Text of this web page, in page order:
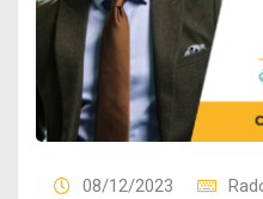
08/12/2023